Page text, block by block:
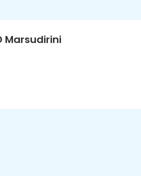
Marsudirini